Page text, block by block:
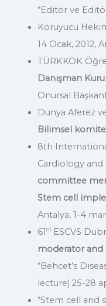
“Editör ve
Koruyucu
14 Ocak, 2012,
TÜRKKÖK
Danışman
Onursal
Dünya Aferez
Bilimsel
8th
Cardiology and
committee
Stem cell
Antalya, 1-4
61st ESCVS
moderator
“Behcet’s
lecture) 25-28
“Stem cell and